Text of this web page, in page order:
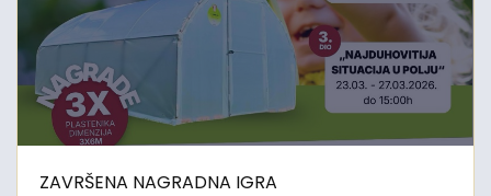
ZAVRŠENA NAGRADNA IGRA